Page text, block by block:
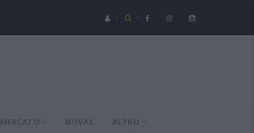
Serie C - Coppa Italia: Spezia-Torres posticipata a domenica 16
MERCATO NOVAS ALTRO